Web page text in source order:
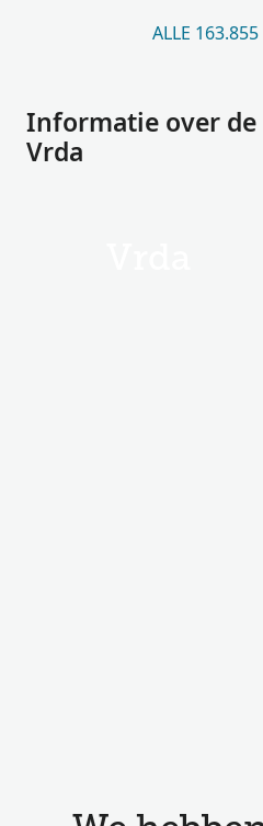
ALLE 163.855
Informatie over
Vrda